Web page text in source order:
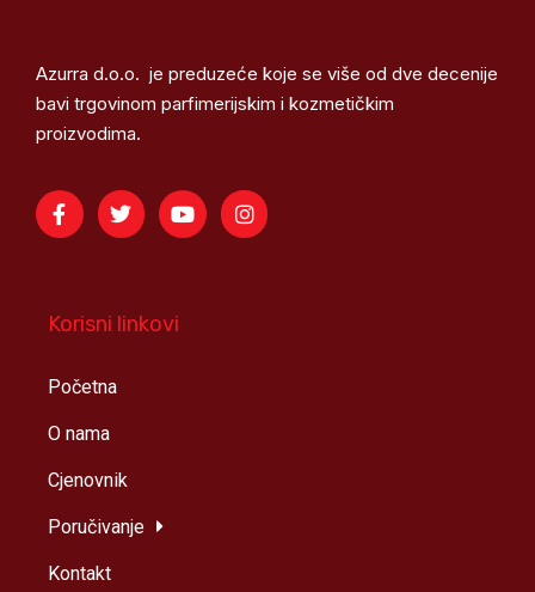
Azurra d.o.o. je preduzeće koje se više od dve decenije
bavi trgovinom parfimerijskim i kozmetičkim
proizvodima.
Korisni linkovi
Početna
O nama
Cjenovnik
Poručivanje
Kontakt